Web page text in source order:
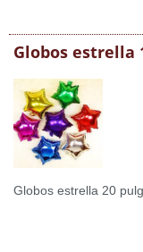
Globos estrella
Globos estrella 20